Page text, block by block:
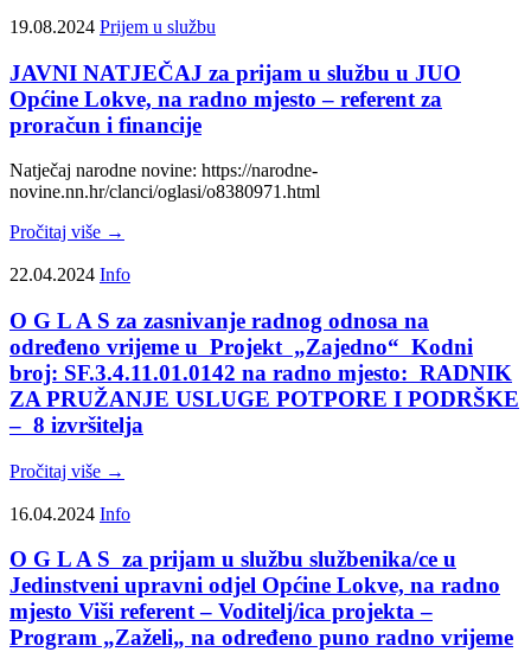
19.08.2024 Prijem u službu
JAVNI NATJEČAJ za prijam u službu u JUO
Općine Lokve, na radno mjesto – referent za
proračun i financije
Natječaj narodne novine: https://narodne-
novine.nn.hr/clanci/oglasi/o8380971.html
Pročitaj više →
22.04.2024 Info
O G L A S za zasnivanje radnog odnosa na
određeno vrijeme u Projekt „Zajedno“ Kodni
broj: SF.3.4.11.01.0142 na radno mjesto: RADNIK
ZA PRUŽANJE USLUGE POTPORE I PODRŠKE
– 8 izvršitelja
Pročitaj više →
16.04.2024 Info
O G L A S za prijam u službu službenika/ce u
Jedinstveni upravni odjel Općine Lokve, na radno
mjesto Viši referent – Voditelj/ica projekta –
Program „Zaželi„ na određeno puno radno vrijeme